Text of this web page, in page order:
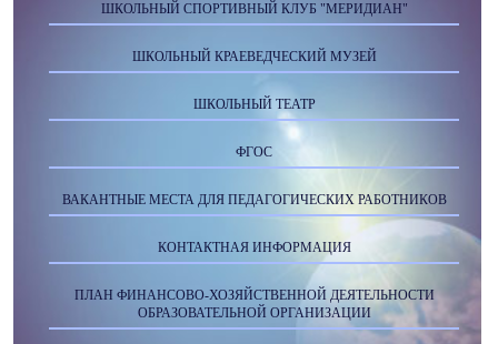
ШКОЛЬНЫЙ СПОРТИВНЫЙ КЛУБ "МЕРИДИАН"
ШКОЛЬНЫЙ КРАЕВЕДЧЕСКИЙ МУЗЕЙ
ШКОЛЬНЫЙ ТЕАТР
ФГОС
ВАКАНТНЫЕ МЕСТА ДЛЯ ПЕДАГОГИЧЕСКИХ РАБОТНИКОВ
КОНТАКТНАЯ ИНФОРМАЦИЯ
ПЛАН ФИНАНСОВО-ХОЗЯЙСТВЕННОЙ ДЕЯТЕЛЬНОСТИ
ОБРАЗОВАТЕЛЬНОЙ ОРГАНИЗАЦИИ